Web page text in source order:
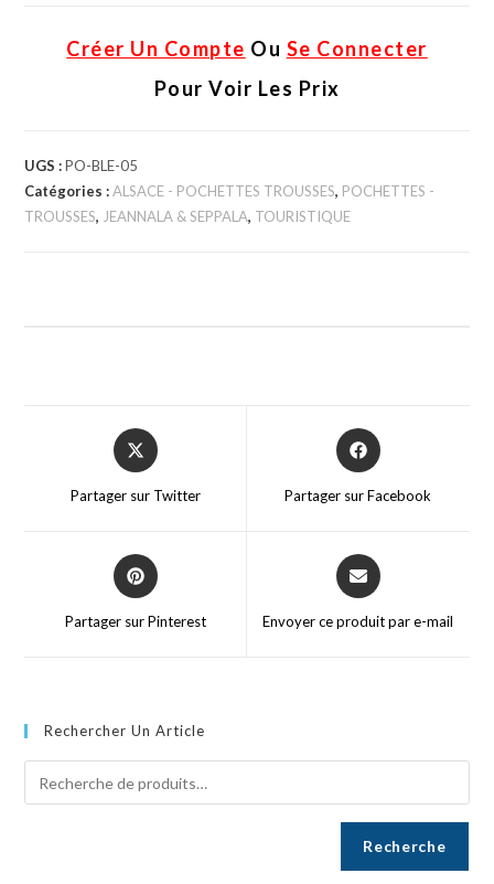
Créer Un Compte Ou Se Connecter
Pour Voir Les Prix
UGS :PO-BLE-05
Catégories :ALSACE - POCHETTES TROUSSES, POCHETTES -
TROUSSES, JEANNALA & SEPPALA, TOURISTIQUE
Partager sur Twitter Partager sur Facebook
Partager sur Pinterest Envoyer ce produit par e-mail
Rechercher Un Article
Recherche